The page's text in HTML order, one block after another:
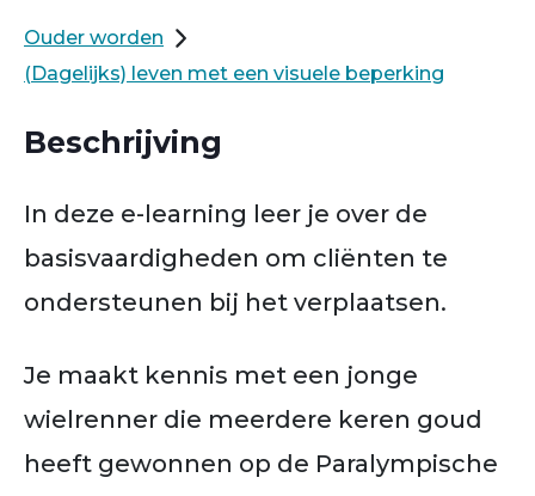
Ouder worden
(Dagelijks) leven met een visuele beperking
Beschrijving
In deze e-learning leer je over de
basisvaardigheden om cliënten te
ondersteunen bij het verplaatsen.
Je maakt kennis met een jonge
wielrenner die meerdere keren goud
heeft gewonnen op de Paralympische